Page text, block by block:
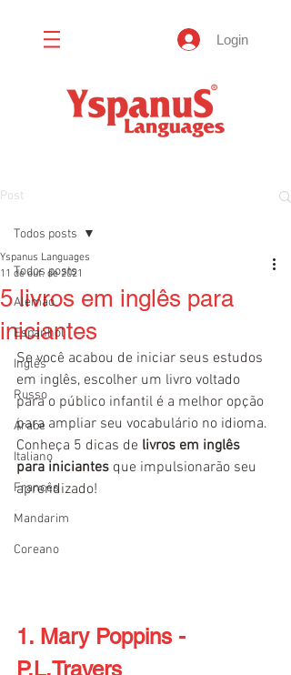
Login
Post
Todos posts
Alemão
Espanhol
Inglês
Russo
Árabe
Italiano
Francês
Mandarim
Coreano
Todos posts
5 livros em inglês para
iniciantes
Yspanus Languages
11 de out. de 2021
Se você acabou de iniciar seus estudos
em inglês, escolher um livro voltado
para o público infantil é a melhor opção
para ampliar seu vocabulário no idioma.
Conheça 5 dicas de livros em inglês
para iniciantes que impulsionarão seu
aprendizado!
1. Mary Poppins -
P.L.Travers